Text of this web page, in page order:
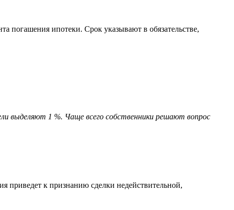
погашения ипотеки. Срок указывают в обязательстве,
выделяют 1 %. Чаще всего собственники решают вопрос
приведет к признанию сделки недействительной,